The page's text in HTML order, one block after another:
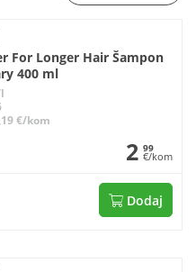
For Longer Hair Šampon
400 ml
€/kom
2 99
€/kom
Dodaj